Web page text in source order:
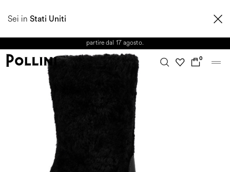
Sei in Stati Uniti
AUTUNNO/INVERNO 2026. Dall'8 al 16 agosto il Servizio Clienti non sarà
partire dal 17 agosto.
0